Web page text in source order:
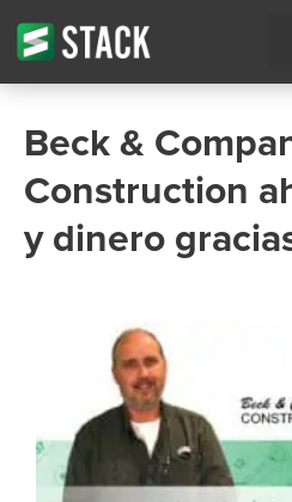
Beck &
Construction
y dinero